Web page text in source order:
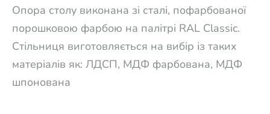
Опора столу виконана зі сталі, пофарбованої
порошковою фарбою на палітрі RAL Classic.
Стільниця виготовляється на вибір із таких
матеріалів як: ЛДСП, МДФ фарбована, МДФ
шпонована